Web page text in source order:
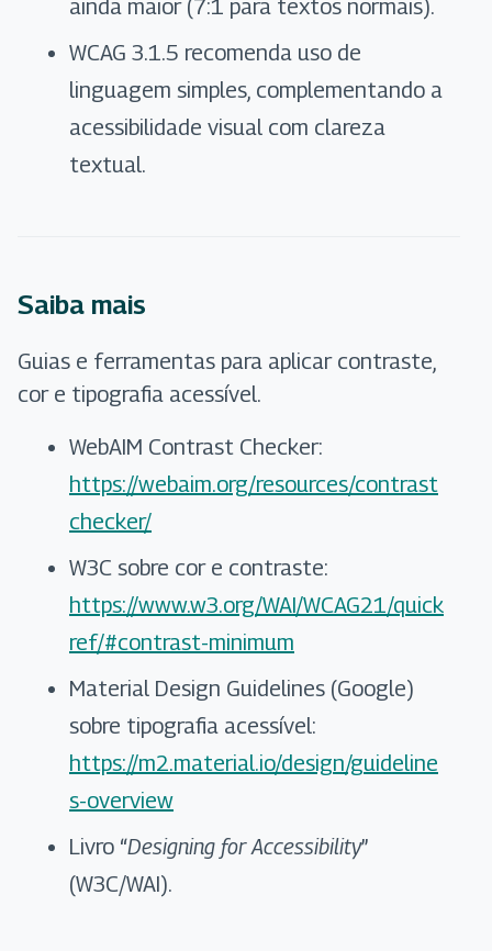
ainda maior (7:1 para textos normais).
WCAG 3.1.5 recomenda uso de
linguagem simples, complementando a
acessibilidade visual com clareza
textual.
Saiba mais
Guias e ferramentas para aplicar contraste,
cor e tipografia acessível.
WebAIM Contrast Checker:
https://webaim.org/resources/contrast
checker/
W3C sobre cor e contraste:
https://www.w3.org/WAI/WCAG21/quick
ref/#contrast-minimum
Material Design Guidelines (Google)
sobre tipografia acessível:
https://m2.material.io/design/guideline
s-overview
Livro “Designing for Accessibility”
(W3C/WAI).